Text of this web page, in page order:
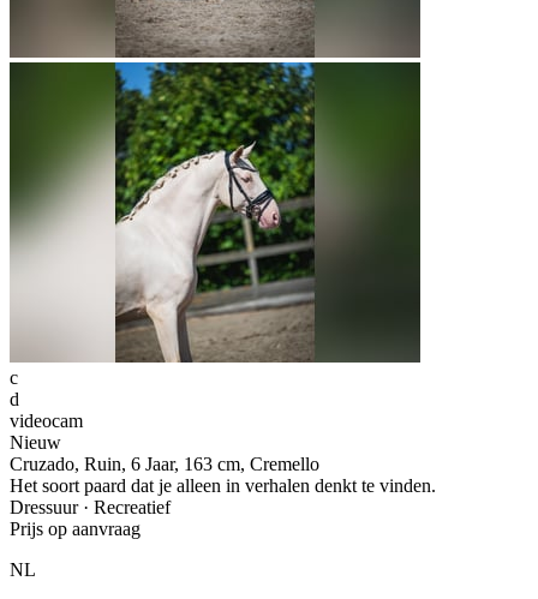
c
d
videocam
Nieuw
Cruzado, Ruin, 6 Jaar, 163 cm, Cremello
Het soort paard dat je alleen in verhalen denkt te vinden.
Dressuur · Recreatief
Prijs op aanvraag
NL